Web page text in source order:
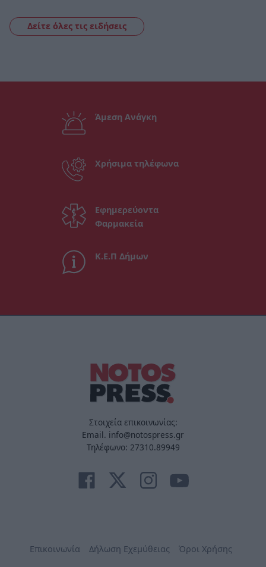
Δείτε όλες τις ειδήσεις
Άμεση Ανάγκη
Χρήσιμα τηλέφωνα
Εφημερεύοντα
Φαρμακεία
Κ.Ε.Π Δήμων
Στοιχεία επικοινωνίας:
Email. info@notospress.gr
Τηλέφωνο: 27310.89949
Επικοινωνία Δήλωση Εχεμύθειας Όροι Χρήσης